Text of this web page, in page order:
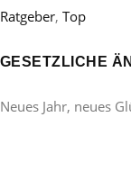
Ratgeber, Top
GESETZLICHE
Neues Jahr, neues